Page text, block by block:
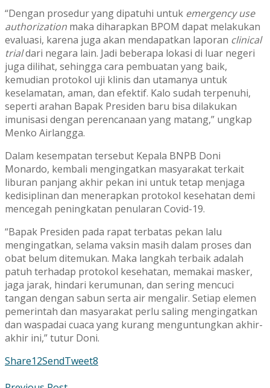
“Dengan prosedur yang dipatuhi untuk emergency use
authorization maka diharapkan BPOM dapat melakukan
evaluasi, karena juga akan mendapatkan laporan clinical
trialdari negara lain. Jadi beberapa lokasi di luar negeri
juga dilihat, sehingga cara pembuatan yang baik,
kemudian protokol uji klinis dan utamanya untuk
keselamatan, aman, dan efektif. Kalo sudah terpenuhi,
seperti arahan Bapak Presiden baru bisa dilakukan
imunisasi dengan perencanaan yang matang,” ungkap
Menko Airlangga.
Dalam kesempatan tersebut Kepala BNPB Doni
Monardo, kembali mengingatkan masyarakat terkait
liburan panjang akhir pekan ini untuk tetap menjaga
kedisiplinan dan menerapkan protokol kesehatan demi
mencegah peningkatan penularan Covid-19.
“Bapak Presiden pada rapat terbatas pekan lalu
mengingatkan, selama vaksin masih dalam proses dan
obat belum ditemukan. Maka langkah terbaik adalah
patuh terhadap protokol kesehatan, memakai masker,
jaga jarak, hindari kerumunan, dan sering mencuci
tangan dengan sabun serta air mengalir. Setiap elemen
pemerintah dan masyarakat perlu saling mengingatkan
dan waspadai cuaca yang kurang menguntungkan akhir-
akhir ini,” tutur Doni.
Share12SendTweet8